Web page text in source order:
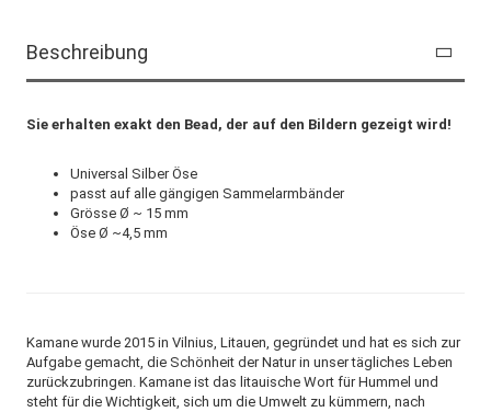
Beschreibung
Sie erhalten exakt den Bead, der auf den Bildern gezeigt wird!
Universal Silber Öse
passt auf alle gängigen Sammelarmbänder
Grösse Ø ~ 15 mm
Öse Ø ~4,5 mm
Kamane wurde 2015 in Vilnius, Litauen, gegründet und hat es sich zur
Aufgabe gemacht, die Schönheit der Natur in unser tägliches Leben
zurückzubringen. Kamane ist das litauische Wort für Hummel und
steht für die Wichtigkeit, sich um die Umwelt zu kümmern, nach